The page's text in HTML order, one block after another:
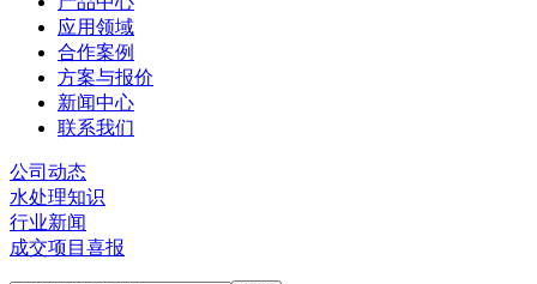
应用领域
合作案例
方案与报价
新闻中心
联系我们
公司动态
水处理知识
行业新闻
成交项目喜报